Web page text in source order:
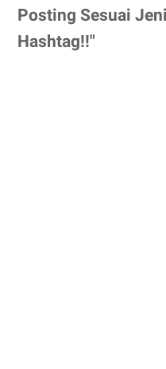
Posting Sesuai
Hashtag!!"